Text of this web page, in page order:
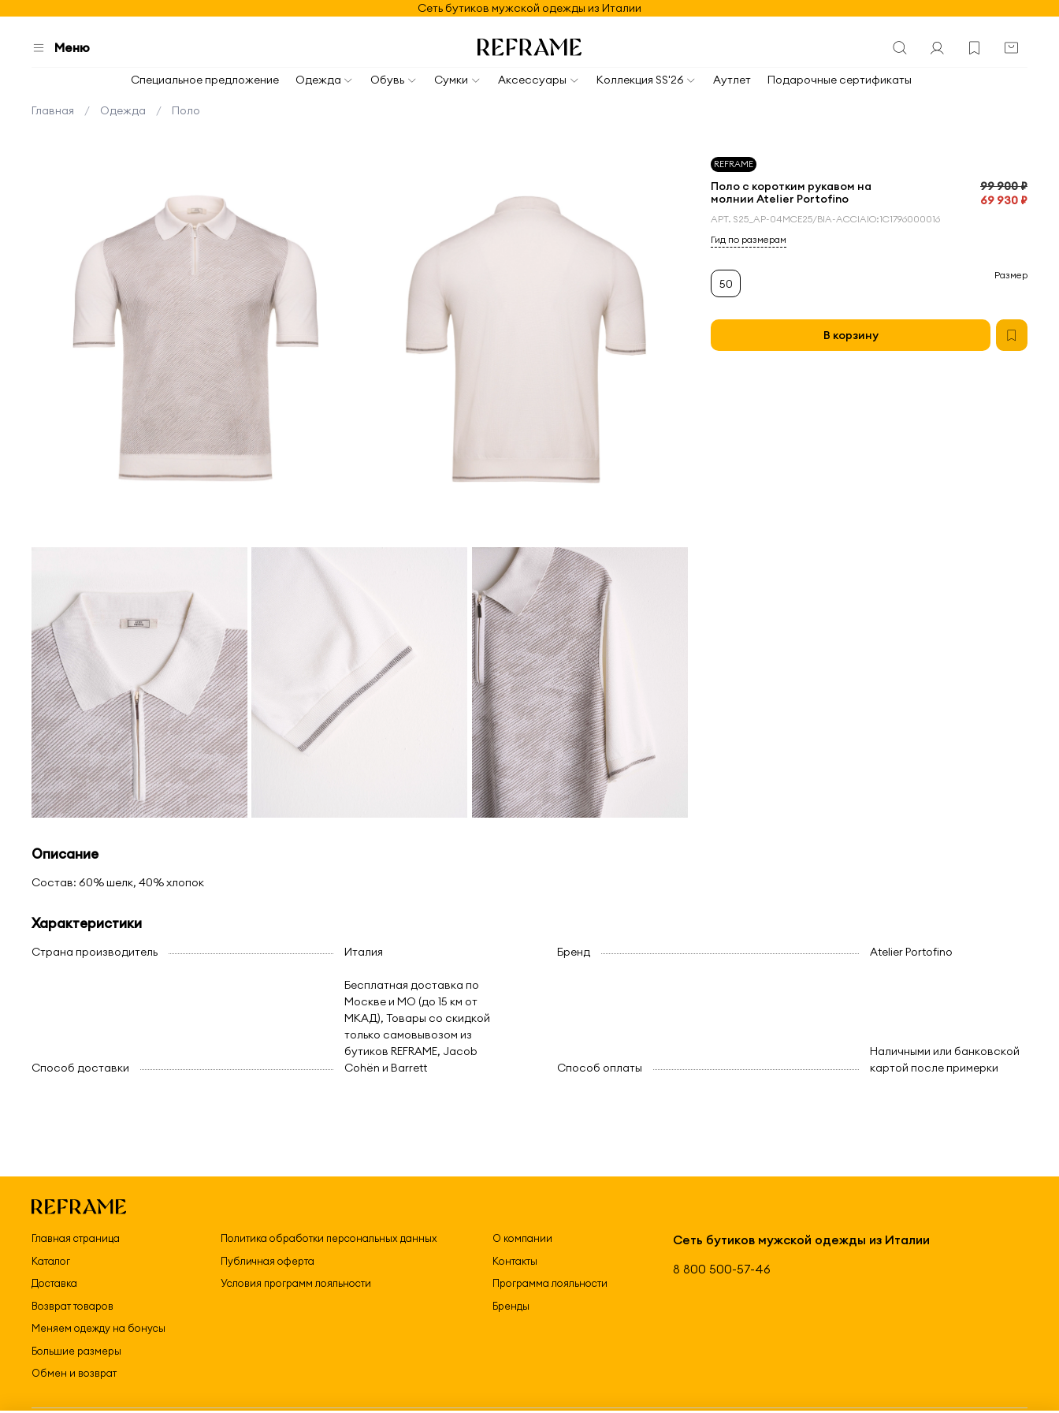
Сеть бутиков мужской одежды из Италии
Меню
Специальное предложение Одежда Обувь Сумки Аксессуары Коллекция SS'26 Аутлет Подарочные сертификаты
Главная Одежда Поло
REFRAME
Поло с коротким рукавом на
молнии Atelier Portofino
99 900 ₽
69 930 ₽
АРТ.S25_AP-04MCE25/BIA-ACCIAIO:1С1796000016
Гид по размерам
В корзину
Размер
50
Описание
Состав: 60% шелк, 40% хлопок
Характеристики
Страна производитель Италия Бренд Atelier Portofino
Способ доставки
Бесплатная доставка по
Москве и МО (до 15 км от
МКАД), Товары со скидкой
только самовывозом из
бутиков REFRAME, Jacob
Cohën и Barrett
Способ оплаты
Наличными или банковской
картой после примерки
Главная страница
Каталог
Доставка
Возврат товаров
Меняем одежду на бонусы
Большие размеры
Обмен и возврат
Политика обработки персональных данных
Публичная оферта
Условия программ лояльности
О компании
Контакты
Программа лояльности
Бренды
Сеть бутиков мужской одежды из Италии
8 800 500-57-46